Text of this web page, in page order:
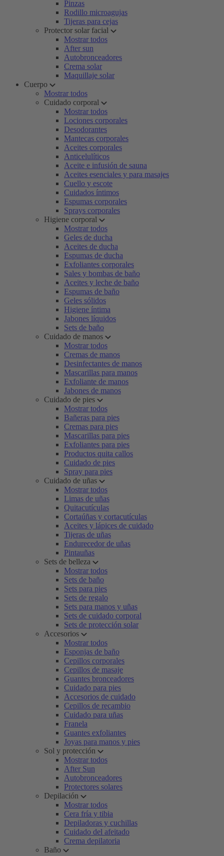
Pinzas
Rodillo microagujas
Tijeras para cejas
Protector solar facial
Mostrar todos
After sun
Autobronceadores
Crema solar
Maquillaje solar
Cuerpo
Mostrar todos
Cuidado corporal
Mostrar todos
Lociones corporales
Desodorantes
Mantecas corporales
Aceites corporales
Anticelulíticos
Aceite e infusión de sauna
Aceites esenciales y para masajes
Cuello y escote
Cuidados íntimos
Espumas corporales
Sprays corporales
Higiene corporal
Mostrar todos
Geles de ducha
Aceites de ducha
Espumas de ducha
Exfoliantes corporales
Sales y bombas de baño
Aceites y leche de baño
Espumas de baño
Geles sólidos
Higiene íntima
Jabones líquidos
Sets de baño
Cuidado de manos
Mostrar todos
Cremas de manos
Desinfectantes de manos
Mascarillas para manos
Exfoliante de manos
Jabones de manos
Cuidado de pies
Mostrar todos
Bañeras para pies
Cremas para pies
Mascarillas para pies
Exfoliantes para pies
Productos quita callos
Cuidado de pies
Spray para pies
Cuidado de uñas
Mostrar todos
Limas de uñas
Quitacutículas
Cortaúñas y cortacutículas
Aceites y lápices de cuidado
Tijeras de uñas
Endurecedor de uñas
Pintauñas
Sets de belleza
Mostrar todos
Sets de baño
Sets para pies
Sets de regalo
Sets para manos y uñas
Sets de cuidado corporal
Sets de protección solar
Accesorios
Mostrar todos
Esponjas de baño
Cepillos corporales
Cepillos de masaje
Guantes bronceadores
Cuidado para pies
Accesorios de cuidado
Cepillos de recambio
Cuidado para uñas
Franela
Guantes exfoliantes
Joyas para manos y pies
Sol y protección
Mostrar todos
After Sun
Autobronceadores
Protectores solares
Depilación
Mostrar todos
Cera fría y tibia
Depiladoras y cuchillas
Cuidado del afeitado
Crema depilatoria
Baño